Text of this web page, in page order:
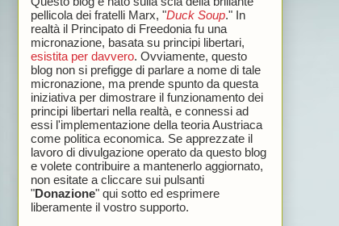
pellicola dei fratelli Marx, "Duck Soup." In
realtà il Principato di Freedonia fu una
micronazione, basata su principi libertari,
esistita per davvero. Ovviamente, questo
blog non si prefigge di parlare a nome di tale
micronazione, ma prende spunto da questa
iniziativa per dimostrare il funzionamento dei
principi libertari nella realtà, e connessi ad
essi l'implementazione della teoria Austriaca
come politica economica. Se apprezzate il
lavoro di divulgazione operato da questo blog
e volete contribuire a mantenerlo aggiornato,
non esitate a cliccare sui pulsanti
"Donazione" qui sotto ed esprimere
liberamente il vostro supporto.